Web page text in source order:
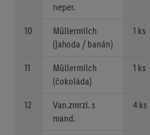
neper.
10
Müllermilch
(jahoda / banán)
1 ks
11
Müllermilch
(čokoláda)
1 ks
12
Van.zmrzl. s
mand.
4 ks